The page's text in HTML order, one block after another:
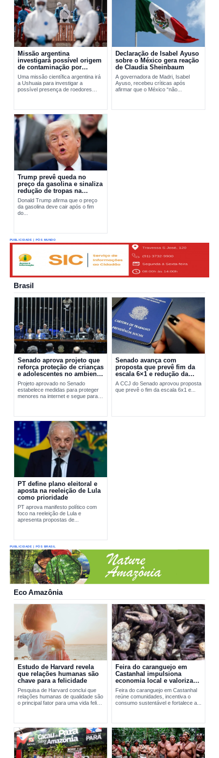
Missão argentina
investigará possível origem
de contaminação por
hantavírus em Ushuaia
Uma missão científica argentina irá
a Ushuaia para investigar a
possível presença de roedores
Declaração de Isabel Ayuso
sobre o México gera reação
de Claudia Sheinbaum
A governadora de Madri, Isabel
Ayuso, recebeu críticas após
afirmar que o México “não...
Trump prevê queda no
preço da gasolina e sinaliza
redução de tropas na
Europa
Donald Trump afirma que o preço
da gasolina deve cair após o fim
do...
PUBLICIDADE | PÓS MUNDO
Brasil
Senado aprova projeto que
reforça proteção de crianças
e adolescentes no ambiente
digital
Projeto aprovado no Senado
estabelece medidas para proteger
menores na internet e segue para
Senado avança com
proposta que prevê fim da
escala 6×1 e redução da
jornada de trabalho
A CCJ do Senado aprovou proposta
que prevê o fim da escala 6x1 e...
PT define plano eleitoral e
aposta na reeleição de Lula
como prioridade
PT aprova manifesto político com
foco na reeleição de Lula e
apresenta propostas de...
PUBLICIDADE | PÓS BRASIL
Eco Amazônia
Estudo de Harvard revela
que relações humanas são
chave para a felicidade
Pesquisa de Harvard conclui que
relações humanas de qualidade são
o principal fator para uma vida feliz
Feira do caranguejo em
Castanhal impulsiona
economia local e valoriza
manejo sustentável
Feira do caranguejo em Castanhal
reúne comunidades, incentiva o
consumo sustentável e fortalece a...